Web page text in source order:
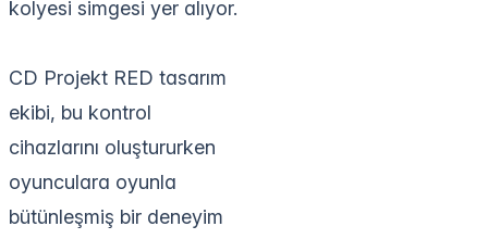
kolyesi simgesi yer alıyor.
CD Projekt RED tasarım
ekibi, bu kontrol
cihazlarını oluştururken
oyunculara oyunla
bütünleşmiş bir deneyim